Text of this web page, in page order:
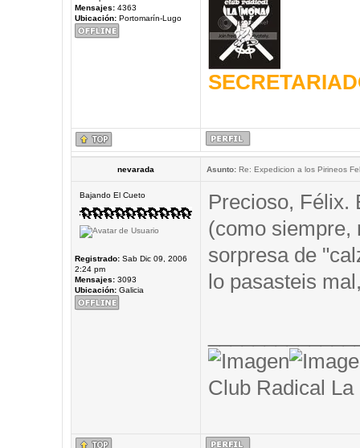
Mensajes:4363
Ubicación:Portomarín-Lugo
nevarada Asunto:Re: Expedicion a los Pirineos
Bajando El Cueto
Registrado:Sab Dic 09, 2006
2:24 pm
Mensajes:3093
Ubicación:Galicia
Precioso, Félix.
(como
sorpresa de
lo pasasteis
Club Radical La